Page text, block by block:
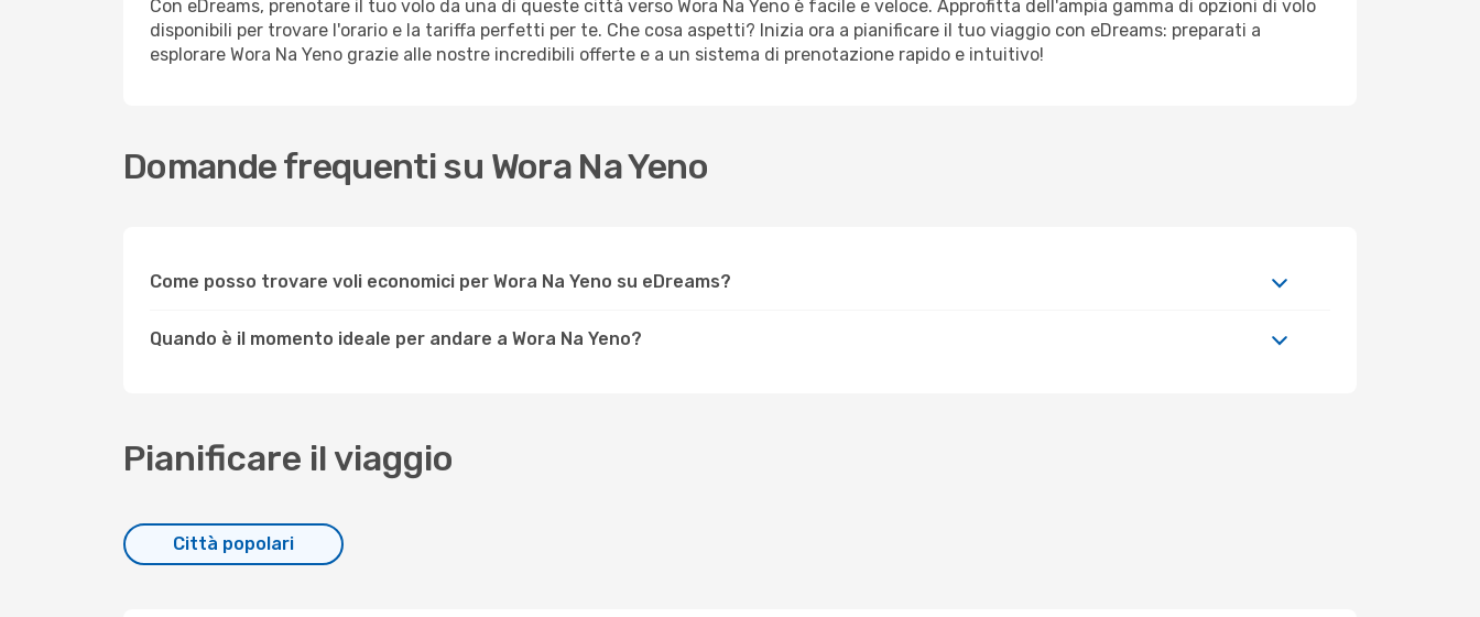
Con eDreams, prenotare il tuo volo da una di queste città verso Wora Na Yeno è facile e veloce. Approfitta dell'ampia gamma di opzioni di volo
disponibili per trovare l'orario e la tariffa perfetti per te. Che cosa aspetti? Inizia ora a pianificare il tuo viaggio con eDreams: preparati a
esplorare Wora Na Yeno grazie alle nostre incredibili offerte e a un sistema di prenotazione rapido e intuitivo!
Domande frequenti su Wora Na Yeno
Come posso trovare voli economici per Wora Na Yeno su eDreams?
Quando è il momento ideale per andare a Wora Na Yeno?
Pianificare il viaggio
Città popolari